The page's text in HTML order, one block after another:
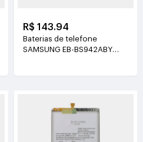
R$ 143.94
Baterias de telefone
SAMSUNG EB-BS942ABY